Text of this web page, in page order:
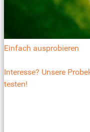
Einfach ausprobieren
Interesse? Unsere
testen!